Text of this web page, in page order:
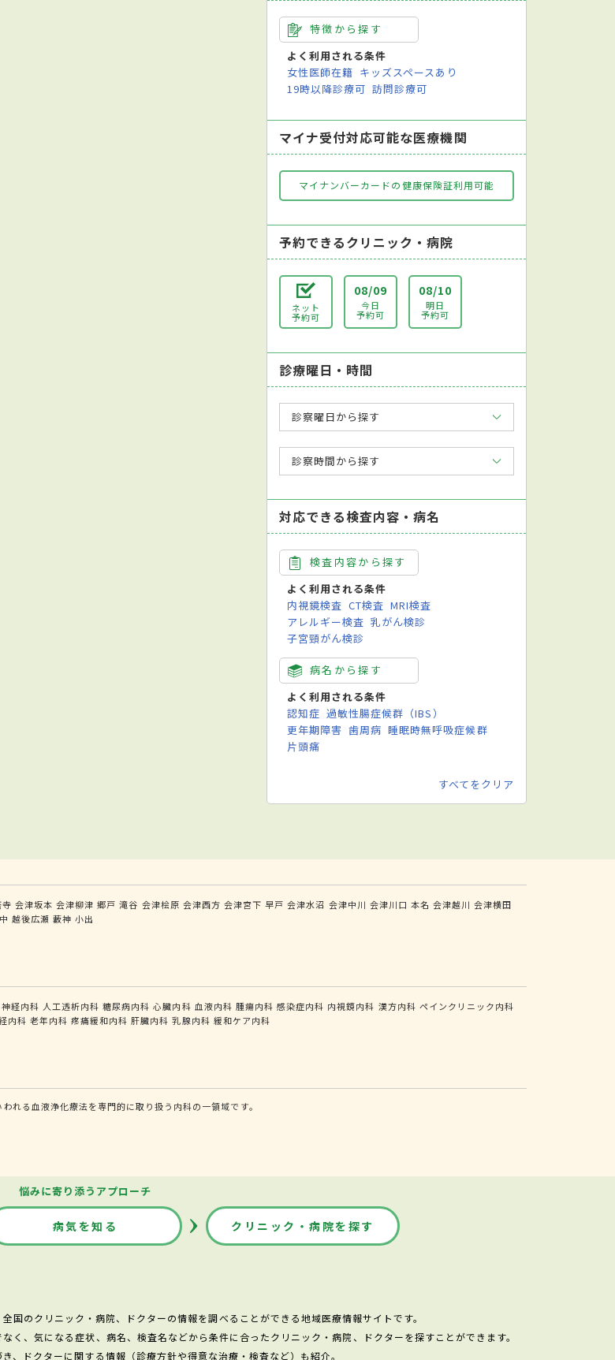
特徴から探す
よく利用される条件
女性医師在籍 キッズスペースあり
19時以降診療可 訪問診療可
マイナ受付対応可能な医療機関
マイナンバーカードの健康保険証利用可能
予約できるクリニック・病院
ネット
予約可
08/09
今日
予約可
08/10
明日
予約可
診療曜日・時間
診察曜日から探す
診察時間から探す
対応できる検査内容・病名
検査内容から探す
よく利用される条件
内視鏡検査 CT検査 MRI検査
アレルギー検査 乳がん検診
子宮頸がん検診
病名から探す
よく利用される条件
認知症 過敏性腸症候群（IBS）
更年期障害 歯周病 睡眠時無呼吸症候群
片頭痛
すべてをクリア
寺 会津坂本 会津柳津 郷戸 滝谷 会津桧原 会津西方 会津宮下 早戸 会津水沼 会津中川 会津川口 本名 会津越川 会津横田
越後広瀬 藪神 小出
神経内科 人工透析内科 糖尿病内科 心臓内科 血液内科 腫瘍内科 感染症内科 内視鏡内科 漢方内科 ペインクリニック内科
内科 老年内科 疼痛緩和内科 肝臓内科 乳腺内科 緩和ケア内科
れる血液浄化療法を専門的に取り扱う内科の一領域です。
悩みに寄り添うアプローチ
病気を知る クリニック・病院を探す
国のクリニック・病院、ドクターの情報を調べることができる地域医療情報サイトです。
、気になる症状、病名、検査名などから条件に合ったクリニック・病院、ドクターを探すことができます。
、ドクターに関する情報（診療方針や得意な治療・検査など）も紹介。